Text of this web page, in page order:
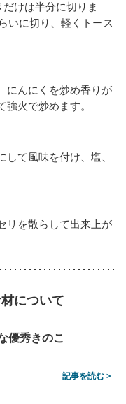
けは半分に切りま
いに切り、軽くトース
にんにくを炒め香りが
火で炒めます。
て風味を付け、塩、
リを散らして出来上が
について
優秀きのこ
記事を読む >